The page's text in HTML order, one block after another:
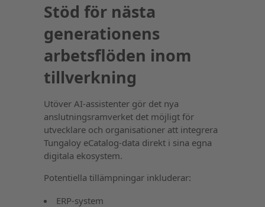
Stöd för nästa
generationens
arbetsflöden inom
tillverkning
Utöver AI-assistenter gör det nya
anslutningsramverket det möjligt för
utvecklare och organisationer att integrera
Tungaloy eCatalog-data direkt i sina egna
digitala ekosystem.
Potentiella tillämpningar inkluderar:
ERP-system